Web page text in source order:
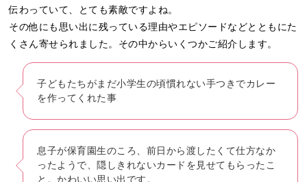
伝わっていて、とても素敵ですよね。
その他にも思い出に残っている理由やエピソードなどとともにた
くさん寄せられました。その中からいくつかご紹介します。
子どもたちがまだ小学生の頃慣れない手つきでカレー
を作ってくれた事
息子が保育園生のころ、前日から渡したくて仕方なか
ったようで、隠しきれないカードを見せてもらったこ
と。かわいい思い出です。